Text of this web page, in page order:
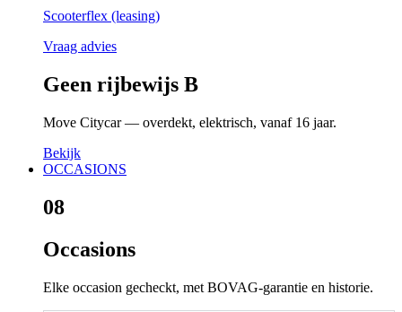
Scooterflex (leasing)
Vraag advies
Geen rijbewijs B
Move Citycar — overdekt, elektrisch, vanaf 16 jaar.
Bekijk
OCCASIONS
08
Occasions
Elke occasion gecheckt, met BOVAG-garantie en historie.